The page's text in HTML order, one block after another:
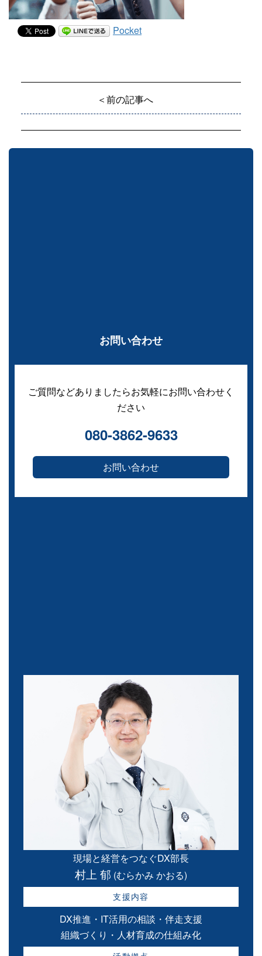
Pocket
＜前の記事へ
お問い合わせ
ご質問などありましたらお気軽にお問い合わせく
ださい
080-3862-9633
お問い合わせ
現場と経営をつなぐDX部長
村上 郁 (むらかみ かおる)
支援内容
DX推進・IT活用の相談・伴走支援
組織づくり・人材育成の仕組み化